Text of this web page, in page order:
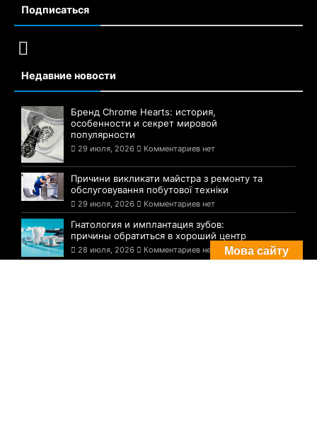
Подписаться
Недавние новости
Бренд Chrome Hearts: история,
особенности и секрет мировой
популярности
29 июля, 2026 Комментариев нет
Причини викликати майстра з ремонту та
обслуговування побутової техніки
29 июля, 2026 Комментариев нет
Гнатология и имплантация зубов:
причины обратиться в хороший центр
28 июля, 2026 Комментариев нет Мова сайту